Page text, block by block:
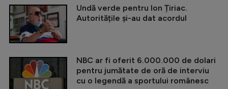
Undă verde pentru Ion Țiriac.
Autoritățile și-au dat acordul
NBC ar fi oferit 6.000.000 de dolari
pentru jumătate de oră de interviu
cu o legendă a sportului românesc